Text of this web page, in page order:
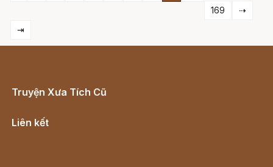
169
⇢
⇥
Truyện Xưa Tích Cũ
Liên kết